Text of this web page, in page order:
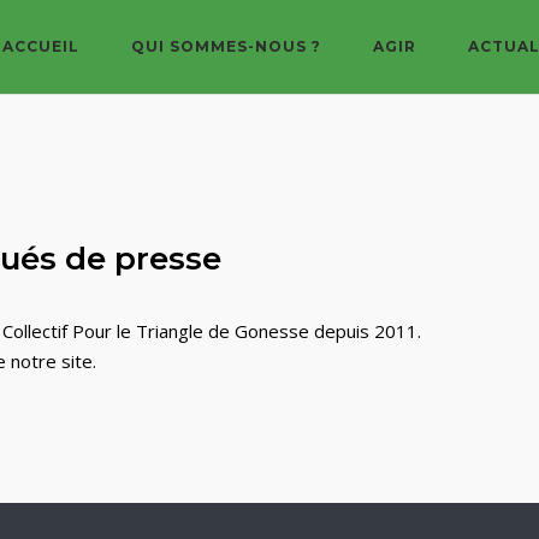
ACCUEIL QUI SOMMES-NOUS ? AGIR
de presse
Pour le Triangle de Gonesse depuis 2011.
notre site.